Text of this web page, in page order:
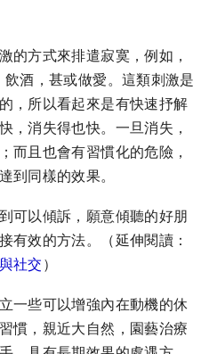
的方式來排遣寂寞，例如，
酒，甚或做愛。這類刺激是
，所以看起來是有快速抒解
，消失得也快。一旦消失，
而且也會有習慣化的危險，
到同樣的效果。
可以傾訴，願意傾聽的好朋
有效的方法。（延伸閱讀：
社交 ）
一些可以增強內在動機的休
慣，親近大自然，園藝治療